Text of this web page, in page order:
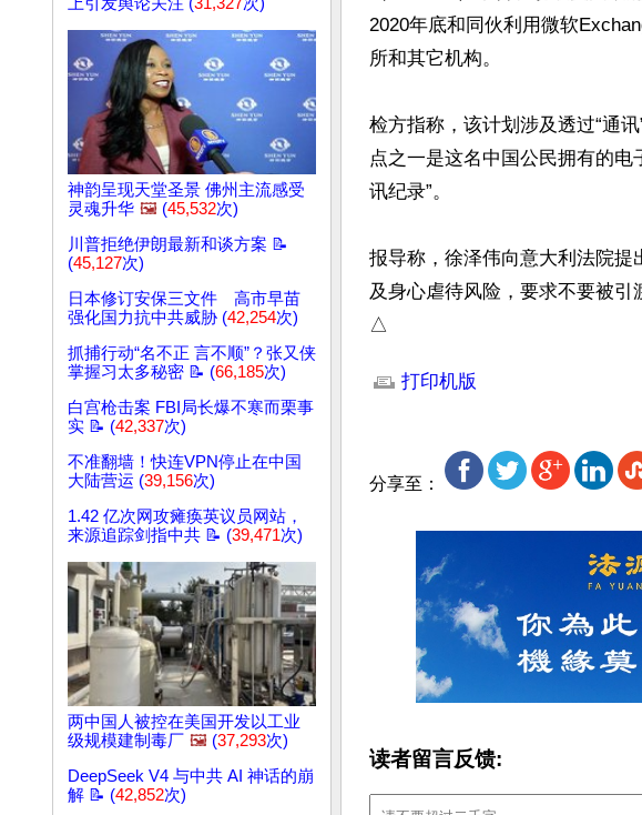
神韵呈现天堂圣景 佛州主流感受
灵魂升华 🖼️ (45,532次)
川普拒绝伊朗最新和谈方案 📝
(45,127次)
日本修订安保三文件 高市早苗
强化国力抗中共威胁 (42,254次)
抓捕行动“名不正 言不顺”？张又侠
掌握习太多秘密 📝 (66,185次)
白宫枪击案 FBI局长爆不寒而栗事
实 📝 (42,337次)
不准翻墙！快连VPN停止在中国
大陆营运 (39,156次)
1.42 亿次网攻瘫痪英议员网站，
来源追踪剑指中共 📝 (39,471次)
两中国人被控在美国开发以工业
级规模建制毒厂 🖼️ (37,293次)
DeepSeek V4 与中共 AI 神话的崩
解 📝 (42,852次)
2020年底和同伙利用微软
所和其它机构。
检方指称，该计划涉及透过“通
点之一是这名中国公民拥有的
讯纪录”。
报导称，徐泽伟向意大利法院提
及身心虐待风险，要求不要被引
△
打印机版
分享至：
读者留言反馈: